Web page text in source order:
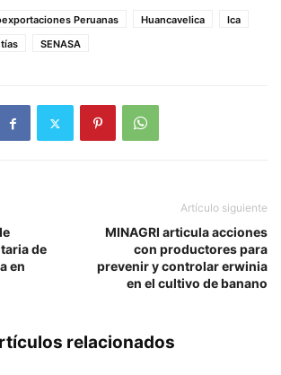
Peruanas Huancavelica
Ica
SENASA
de
en
Artículo siguiente
MINAGRI articula acciones
con productores para
prevenir y controlar erwinia
en el cultivo de banano
relacionados